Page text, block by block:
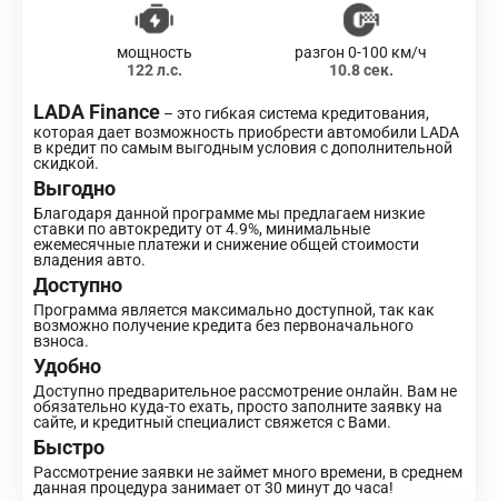
мощность
122 л.с.
разгон 0-100 км/ч
10.8 сек.
LADA Finance – это гибкая система кредитования,
которая дает возможность приобрести автомобили LADA
в кредит по самым выгодным условия с дополнительной
скидкой.
Выгодно
Благодаря данной программе мы предлагаем низкие
ставки по автокредиту от 4.9%, минимальные
ежемесячные платежи и снижение общей стоимости
владения авто.
Доступно
Программа является максимально доступной, так как
возможно получение кредита без первоначального
взноса.
Удобно
Доступно предварительное рассмотрение онлайн. Вам не
обязательно куда-то ехать, просто заполните заявку на
сайте, и кредитный специалист свяжется с Вами.
Быстро
Рассмотрение заявки не займет много времени, в среднем
данная процедура занимает от 30 минут до часа!